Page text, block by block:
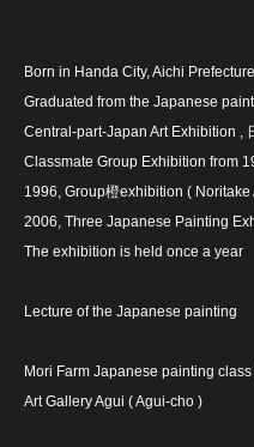
Born in Handa City, Aichi Prefecture
Graduated from the Japanese
Central-part-Japan Art Exhibition ,
Classmate Group Exhibition from
1996, Group橙exhibition ( Noritake
2006, Three Japanese Painting
The exhibition is held once a year
Lecture of the Japanese painting
Mori Farm Japanese painting
Art Gallery Agui ( Agui-cho )